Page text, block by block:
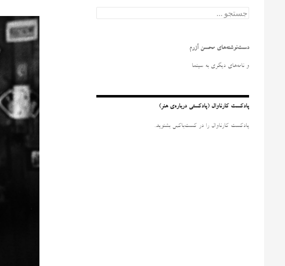
ج
س
و
ر
دست‌نوشته‌های محسن آزرم
و نامه‌‌های دیگری به سینما
پادکست کارناوال (پادکستی درباره‌ی هنر)
پادکست کارناوال را در کست‌باکس بشنوید.